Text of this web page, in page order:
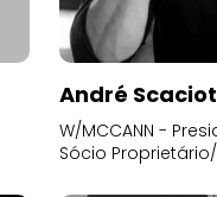
André
W/MCCANN -
Sócio